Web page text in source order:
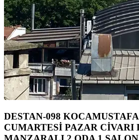
DESTAN-098
CUMARTESİ PAZAR CİVARI